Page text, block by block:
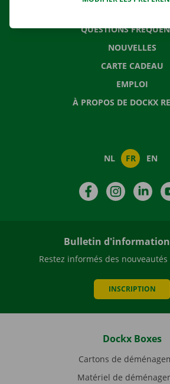
QUESTIONS
NOUVELLES
CARTE CADEAU
EMPLOI
À PROPOS DE DOCKX
NL FR EN
FacebookInstagram
Bulletin d'information
Restez informés des
INSCRIPTION
Dockx Boxes
Cartons de
Matériel de